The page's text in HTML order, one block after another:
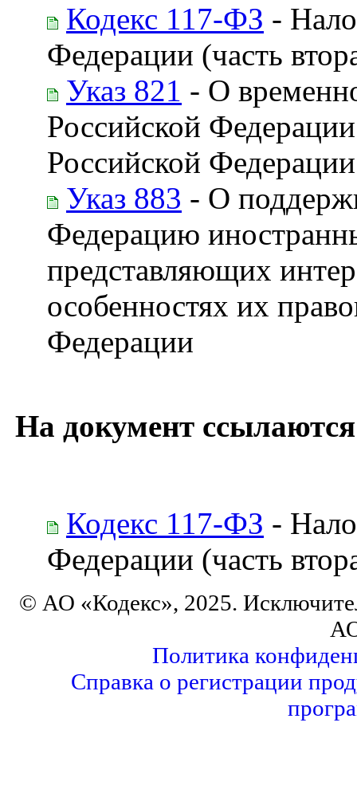
Кодекс 117-ФЗ -
Федерации (часть
Указ 821 - О
Российской
Российской Федерации
Указ 883 - О
Федерацию
представляющих
особенностях их
Федерации
На документ
Кодекс 117-ФЗ -
Федерации (часть
© АО «Кодекс», 2025.
Политика
Справка о регистрации